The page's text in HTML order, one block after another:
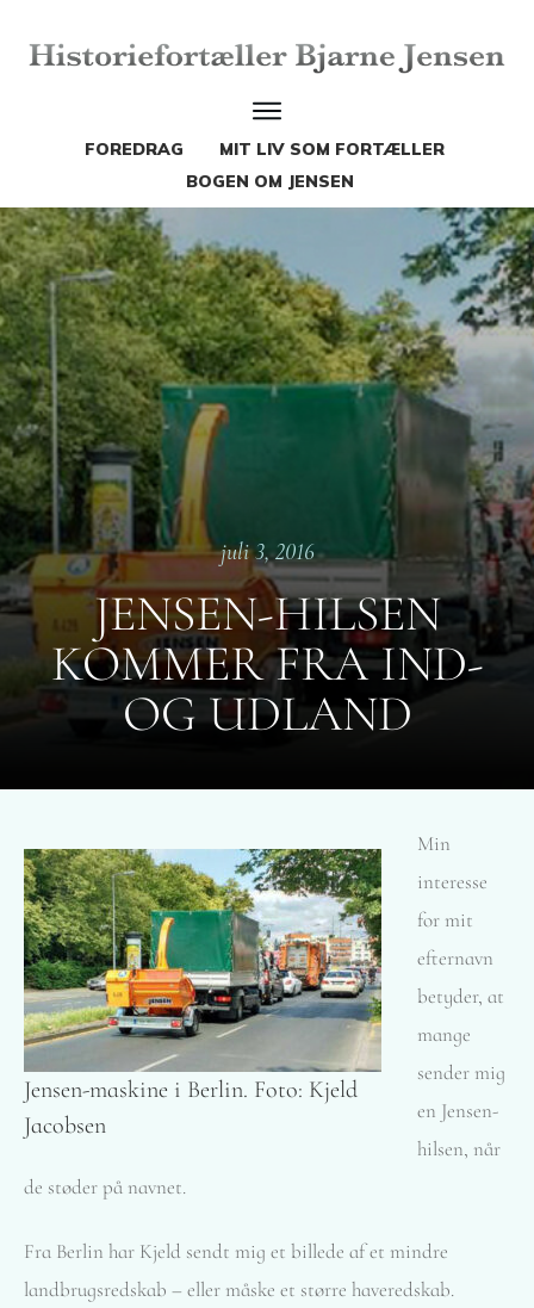
FOREDRAG
MIT LIV SOM FORTÆLLER
BOGEN OM JENSEN
juli 3, 2016
JENSEN-HILSEN
KOMMER FRA IND-
OG UDLAND
Jensen-maskine i Berlin. Foto: Kjeld
Jacobsen
Min
interesse
for mit
efternavn
betyder, at
mange
sender mig
en Jensen-
hilsen, når
de støder på navnet.
Fra Berlin har Kjeld sendt mig et billede af et mindre
landbrugsredskab – eller måske et større haveredskab.